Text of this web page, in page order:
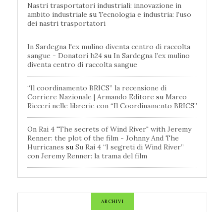
Nastri trasportatori industriali: innovazione in
ambito industriale su Tecnologia e industria: l’uso
dei nastri trasportatori
In Sardegna l'ex mulino diventa centro di raccolta
sangue - Donatori h24 su In Sardegna l’ex mulino
diventa centro di raccolta sangue
“Il coordinamento BRICS” la recensione di
Corriere Nazionale | Armando Editore su Marco
Ricceri nelle librerie con “Il Coordinamento BRICS”
On Rai 4 "The secrets of Wind River" with Jeremy
Renner: the plot of the film - Johnny And The
Hurricanes su Su Rai 4 “I segreti di Wind River”
con Jeremy Renner: la trama del film
ARCHIVI